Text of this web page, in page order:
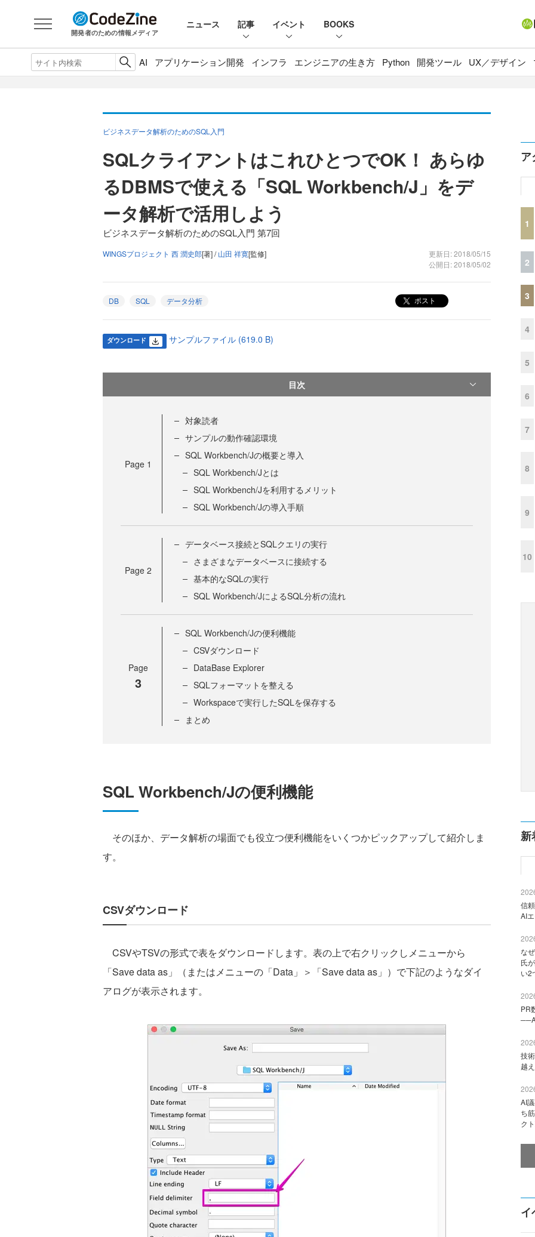
開発者のための情報メディア
ニュース 記事 イベント BOOKS
AI アプリケーション開発 インフラ エンジニアの生き方 Python 開発ツール UX／デザイン
ビジネスデータ解析のためのSQL入門
SQLクライアントはこれひとつでOK！ あらゆ
るDBMSで使える「SQL Workbench/J」をデ
ータ解析で活用しよう
ビジネスデータ解析のためのSQL入門 第7回
WINGSプロジェクト 西 潤史郎[著] /山田 祥寛[監修]
更新日: 2018/05/15
公開日: 2018/05/02
DB SQL データ分析 ポスト
ダウンロード サンプルファイル (619.0 B)
目次
Page 1
対象読者
サンプルの動作確認環境
SQL Workbench/Jの概要と導入
SQL Workbench/Jとは
SQL Workbench/Jを利用するメリット
SQL Workbench/Jの導入手順
Page 2
データベース接続とSQLクエリの実行
さまざまなデータベースに接続する
基本的なSQLの実行
SQL Workbench/JによるSQL分析の流れ
Page
3
SQL Workbench/Jの便利機能
CSVダウンロード
DataBase Explorer
SQLフォーマットを整える
Workspaceで実行したSQLを保存する
まとめ
SQL Workbench/Jの便利機能
そのほか、データ解析の場面でも役立つ便利機能をいくつかピックアップして紹介しま
す。
CSVダウンロード
CSVやTSVの形式で表をダウンロードします。表の上で右クリックしメニューから
「Save data as」（またはメニューの「Data」＞「Save data as」）で下記のようなダイ
アログが表示されます。
ア
1
2
3
4
5
6
7
8
9
10
新
信
AI
な
氏
い2
PR
技
越
AI
ち
ク
イ